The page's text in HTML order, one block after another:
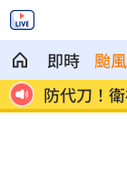
即時 颱
病
外資狂提
」